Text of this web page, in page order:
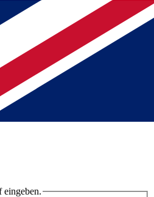
eingeben.